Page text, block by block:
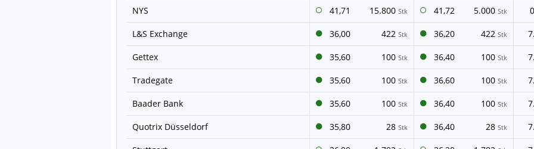
NYS 41,71 15.800 Stk 41,72 5.000 Stk
L&S Exchange 36,00 422 Stk 36,20 422 Stk
Gettex 35,60 100 Stk 36,40 100 Stk
Tradegate 35,60 100 Stk 36,60 100 Stk
Baader Bank 35,60 100 Stk 36,40 100 Stk
Quotrix Düsseldorf 35,80 28 Stk 36,40 28 Stk